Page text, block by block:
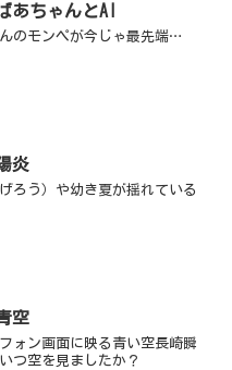
あちゃんとAI
のモンペが今じゃ最先端…
炎
ろう）や幼き夏が揺れている
空
ォン画面に映る青い空長崎瞬
つ空を見ましたか？